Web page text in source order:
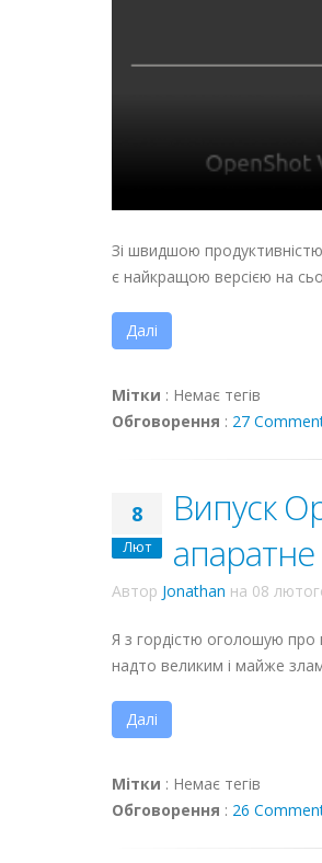
Зі швидшою
є найкращою версією на
Далі
Мітки : Немає тегів
Обговорення : 27
8
Лют
Випуск
Автор Jonathan на 08
Я з гордістю оголошую про
надто великим і майже
Далі
Мітки : Немає тегів
Обговорення : 26